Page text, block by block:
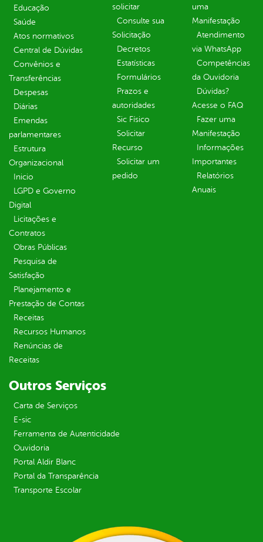
Educação
Saúde
Atos normativos
Central de Dúvidas
Convênios e
Transferências
Despesas
Diárias
Emendas
parlamentares
Estrutura
Organizacional
Inicio
LGPD e Governo
Digital
Licitações e
Contratos
Obras Públicas
Pesquisa de
Satisfação
Planejamento e
Prestação de Contas
Receitas
Recursos Humanos
Renúncias de
Receitas
solicitar
Consulte sua
Solicitação
Decretos
Estatísticas
Formulários
Prazos e
autoridades
Sic Físico
Solicitar
Recurso
Solicitar um
pedido
uma
Manifestação
Atendimento
via WhatsApp
Competências
da Ouvidoria
Dúvidas?
Acesse o FAQ
Fazer uma
Manifestação
Informações
Importantes
Relatórios
Anuais
Outros Serviços
Carta de Serviços
E-sic
Ferramenta de Autenticidade
Ouvidoria
Portal Aldir Blanc
Portal da Transparência
Transporte Escolar